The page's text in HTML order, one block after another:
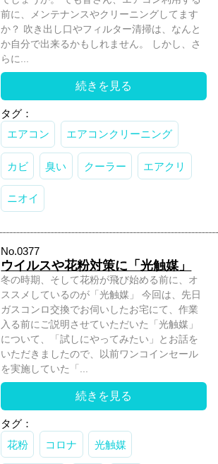
前に、メンテナンスやクリーニングしてます
か？ 吹き出し口やフィルター清掃は、なんと
か自分で出来るかもしれません。 しかし、さ
らに...
続きを見る
タグ：
エアコン
エアコンクリーニング
カビ 臭い クーラー エアクリ
ニオイ
No.0377
ウイルスや花粉対策に「光触媒」
冬の時期、そして花粉が飛び始める前に、オ
ススメしているのが「光触媒」 今回は、先日
ガスコンロ交換でお伺いしたお宅にて、作業
入る前にご説明させていただいた「光触媒」
について、「試しにやってみたい」とお話を
いただきましたので、以前ワンコインセール
を実施していた「...
続きを見る
タグ：
花粉
コロナ 光触媒